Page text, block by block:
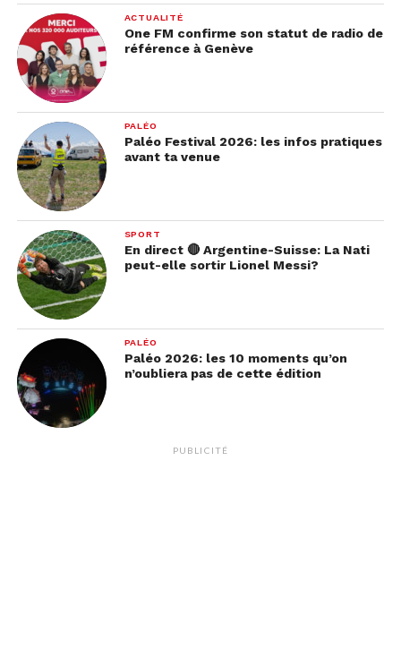
ACTUALITÉ
One FM confirme son statut de radio de
référence à Genève
PALÉO
Paléo Festival 2026: les infos pratiques
avant ta venue
SPORT
En direct 🔴 Argentine-Suisse: La Nati
peut-elle sortir Lionel Messi?
PALÉO
Paléo 2026: les 10 moments qu’on
n’oubliera pas de cette édition
PUBLICITÉ